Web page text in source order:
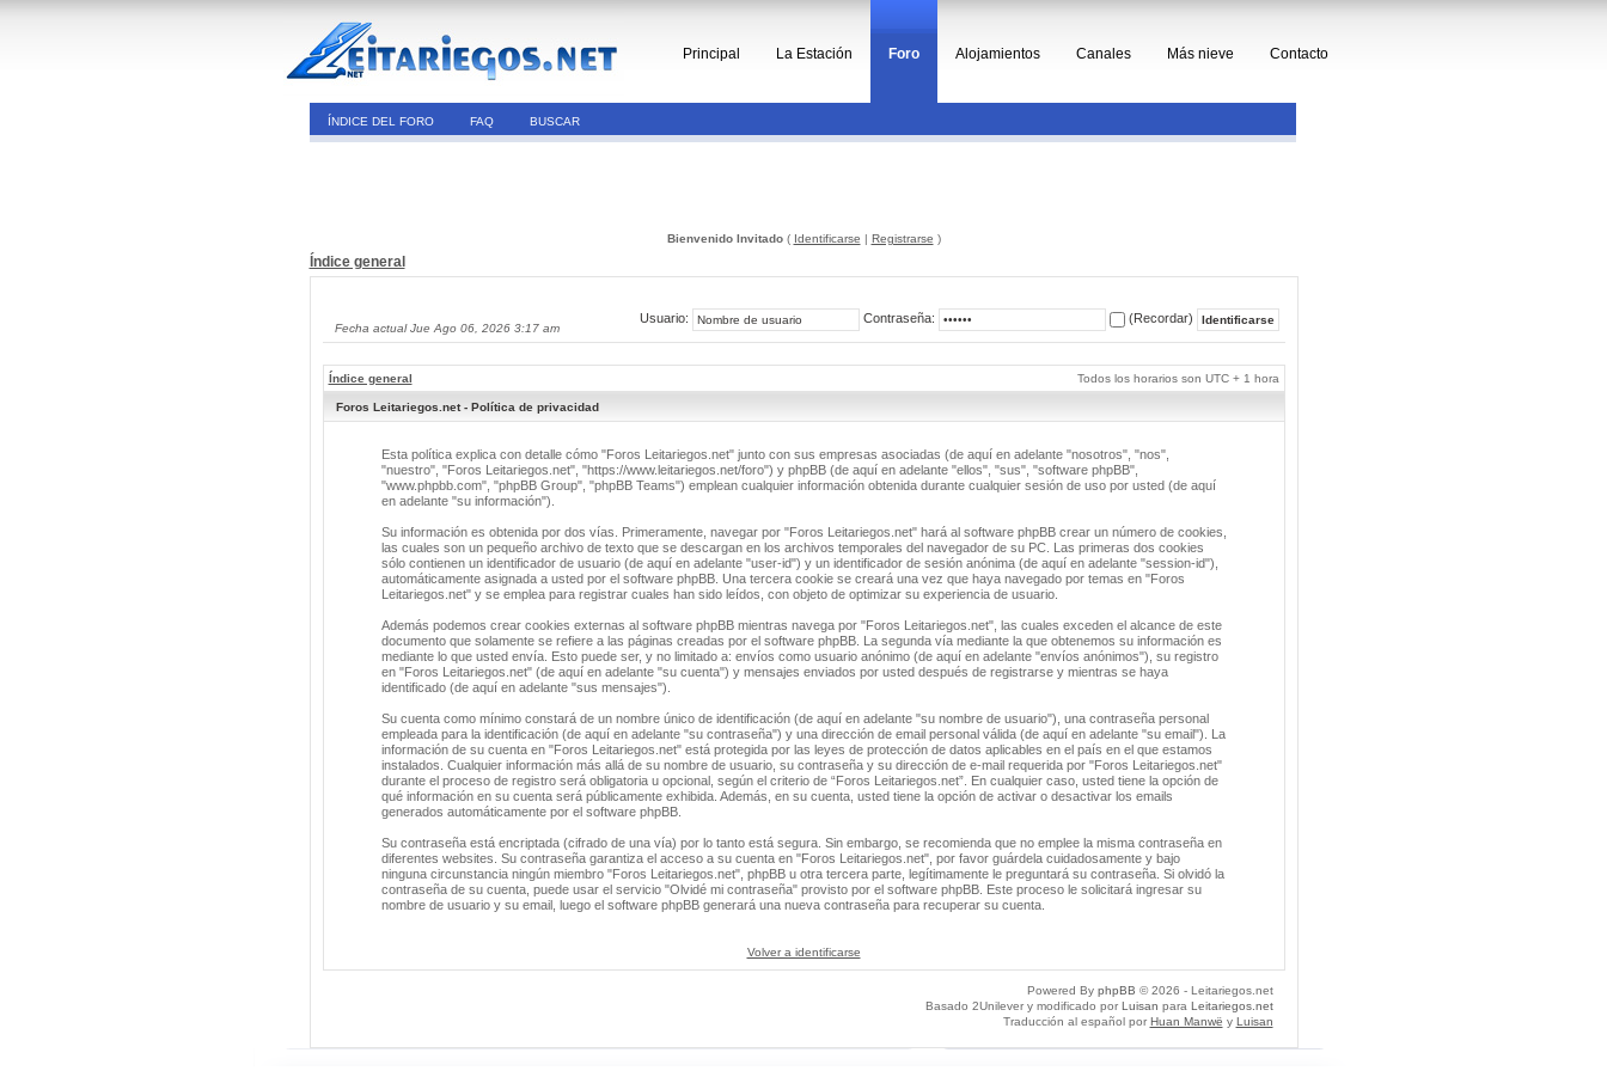
Principal La Estación Foro Alojamientos Canales Más nieve Contacto
ÍNDICE DEL FORO FAQ BUSCAR
Bienvenido Invitado( Identificarse | Registrarse )
Índice general
Fecha actual Jue Ago 06, 2026 3:17 am
Usuario: Contraseña: (Recordar)
Índice general Todos los horarios son UTC + 1 hora
Foros Leitariegos.net - Política de privacidad
Esta política explica con detalle cómo "Foros Leitariegos.net" junto con sus empresas asociadas (de aquí en adelante "nosotros", "nos",
"nuestro", "Foros Leitariegos.net", "https://www.leitariegos.net/foro") y phpBB (de aquí en adelante "ellos", "sus", "software phpBB",
"www.phpbb.com", "phpBB Group", "phpBB Teams") emplean cualquier información obtenida durante cualquier sesión de uso por usted (de aquí
en adelante "su información").
Su información es obtenida por dos vías. Primeramente, navegar por "Foros Leitariegos.net" hará al software phpBB crear un número de cookies,
las cuales son un pequeño archivo de texto que se descargan en los archivos temporales del navegador de su PC. Las primeras dos cookies
sólo contienen un identificador de usuario (de aquí en adelante "user-id") y un identificador de sesión anónima (de aquí en adelante "session-id"),
automáticamente asignada a usted por el software phpBB. Una tercera cookie se creará una vez que haya navegado por temas en "Foros
Leitariegos.net" y se emplea para registrar cuales han sido leídos, con objeto de optimizar su experiencia de usuario.
Además podemos crear cookies externas al software phpBB mientras navega por "Foros Leitariegos.net", las cuales exceden el alcance de este
documento que solamente se refiere a las páginas creadas por el software phpBB. La segunda vía mediante la que obtenemos su información es
mediante lo que usted envía. Esto puede ser, y no limitado a: envíos como usuario anónimo (de aquí en adelante "envíos anónimos"), su registro
en "Foros Leitariegos.net" (de aquí en adelante "su cuenta") y mensajes enviados por usted después de registrarse y mientras se haya
identificado (de aquí en adelante "sus mensajes").
Su cuenta como mínimo constará de un nombre único de identificación (de aquí en adelante "su nombre de usuario"), una contraseña personal
empleada para la identificación (de aquí en adelante "su contraseña") y una dirección de email personal válida (de aquí en adelante "su email"). La
información de su cuenta en "Foros Leitariegos.net" está protegida por las leyes de protección de datos aplicables en el país en el que estamos
instalados. Cualquier información más allá de su nombre de usuario, su contraseña y su dirección de e-mail requerida por "Foros Leitariegos.net"
durante el proceso de registro será obligatoria u opcional, según el criterio de “Foros Leitariegos.net”. En cualquier caso, usted tiene la opción de
qué información en su cuenta será públicamente exhibida. Además, en su cuenta, usted tiene la opción de activar o desactivar los emails
generados automáticamente por el software phpBB.
Su contraseña está encriptada (cifrado de una vía) por lo tanto está segura. Sin embargo, se recomienda que no emplee la misma contraseña en
diferentes websites. Su contraseña garantiza el acceso a su cuenta en "Foros Leitariegos.net", por favor guárdela cuidadosamente y bajo
ninguna circunstancia ningún miembro "Foros Leitariegos.net", phpBB u otra tercera parte, legítimamente le preguntará su contraseña. Si olvidó la
contraseña de su cuenta, puede usar el servicio "Olvidé mi contraseña" provisto por el software phpBB. Este proceso le solicitará ingresar su
nombre de usuario y su email, luego el software phpBB generará una nueva contraseña para recuperar su cuenta.
Volver a identificarse
Powered By phpBB © 2026 - Leitariegos.net
Basado 2Unilever y modificado por Luisan para Leitariegos.net
Traducción al español por Huan Manwë y Luisan